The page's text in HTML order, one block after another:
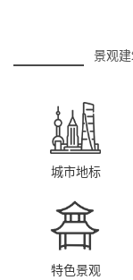
景观
城市地标
特色景观